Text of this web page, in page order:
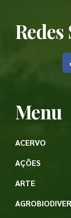
Redes
Menu
ACERVO
AÇÕES
ARTE